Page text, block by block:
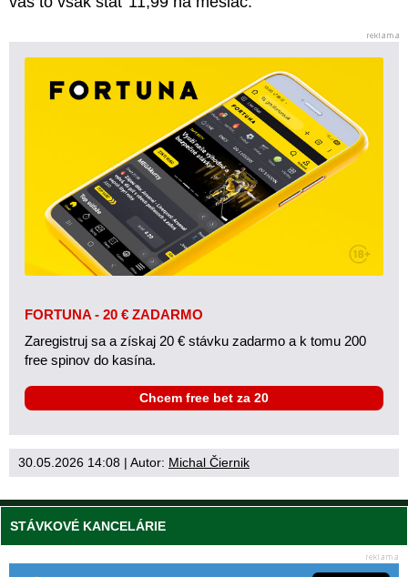
FORTUNA - 20 € ZADARMO
Zaregistruj sa a získaj 20 € stávku zadarmo a k tomu 200
free spinov do kasína.
Chcem free bet za 20
30.05.2026 14:08 | Autor: Michal Čiernik
STÁVKOVÉ KANCELÁRIE